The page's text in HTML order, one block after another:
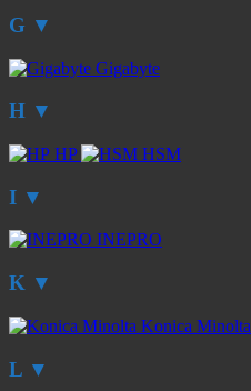
G ▼
Gigabyte
H ▼
HP HSM
I ▼
INEPRO
K ▼
Konica Minolta
L ▼